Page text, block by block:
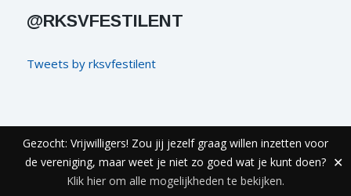
Gezocht: Vrijwilligers! Zou jij jezelf graag willen inzetten voor
de vereniging, maar weet je niet zo goed wat je kunt doen?
Klik hier om alle mogelijkheden te bekijken.
✕
@RKSVFESTILENT
Tweets by rksvfestilent
© COPYRIGHT FESTILENT - REALISATIE
ECHT ONLINE
Privacyverklaring & Disclaimer
Colofon Contact
Alcoholbeleid Festilent